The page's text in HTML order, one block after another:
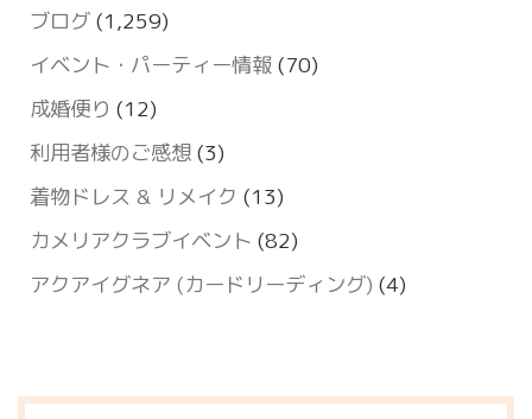
ブログ (1,259)
イベント・パーティー情報 (70)
成婚便り (12)
利用者様のご感想 (3)
着物ドレス & リメイク (13)
カメリアクラブイベント (82)
アクアイグネア (カードリーディング) (4)